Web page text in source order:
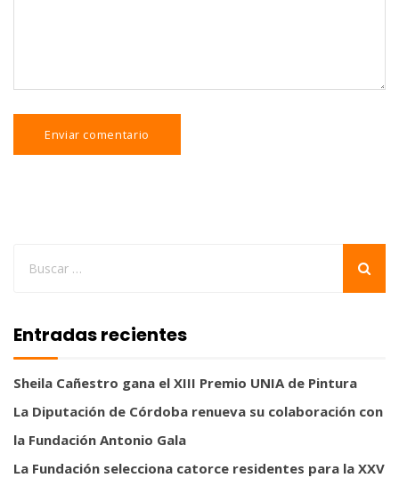
Entradas recientes
Sheila Cañestro gana el XIII Premio UNIA de Pintura
La Diputación de Córdoba renueva su colaboración con
la Fundación Antonio Gala
La Fundación selecciona catorce residentes para la XXV